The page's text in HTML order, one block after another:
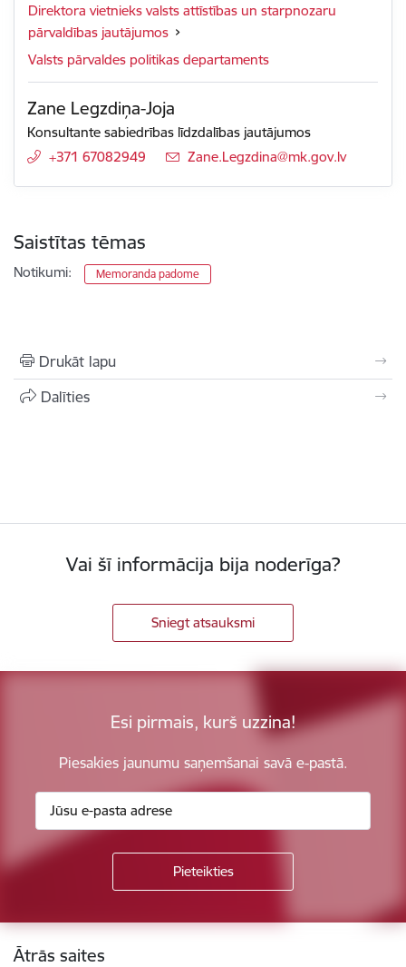
Direktora vietnieks valsts attīstības un starpnozaru
pārvaldības jautājumos
Valsts pārvaldes politikas departaments
Zane Legzdiņa-Joja
Konsultante sabiedrības līdzdalības jautājumos
+371 67082949
E-pasts:
Zane.Legzdina@mk.gov.lv
Saistītas tēmas
Notikumi: Memoranda padome
Drukāt lapu
Dalīties
Vai šī informācija bija noderīga?
Sniegt atsauksmi
Esi pirmais, kurš uzzina!
Piesakies jaunumu saņemšanai savā e-pastā.
Kājene
Ātrās saites